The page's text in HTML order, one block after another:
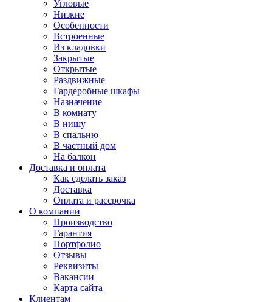
Угловые
Низкие
Особенности
Встроенные
Из кладовки
Закрытые
Открытые
Раздвижные
Гардеробные шкафы
Назначение
В комнату
В нишу
В спальню
В частный дом
На балкон
Доставка и оплата
Как сделать заказ
Доставка
Оплата и рассрочка
О компании
Производство
Гарантия
Портфолио
Отзывы
Реквизиты
Вакансии
Карта сайта
Клиентам